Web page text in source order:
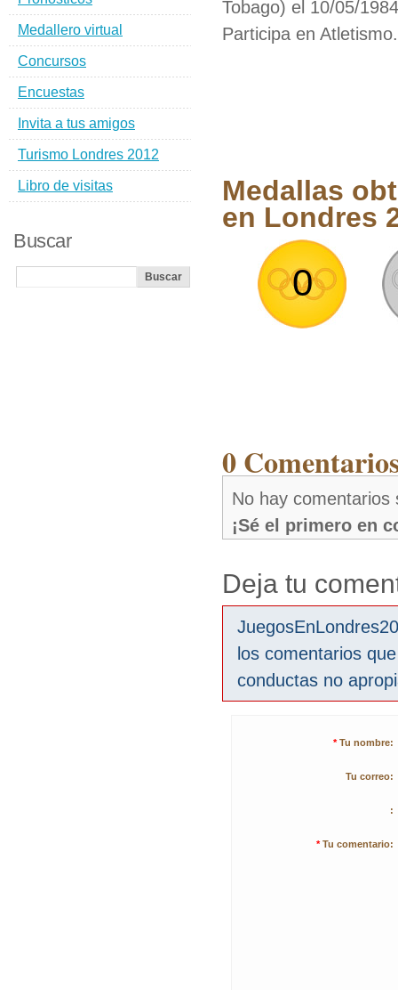
Tobago) el 10/05/
Participa en Atletismo.
Medallas
en Londres
0
0
No hay comentarios
¡Sé el primero en
Deja tu
los comentarios
conductas no
* Tu nombre:
Tu correo:
:
* Tu comentario:
Medallero virtual
Concursos
Encuestas
Invita a tus amigos
Turismo Londres 2012
Libro de visitas
Buscar